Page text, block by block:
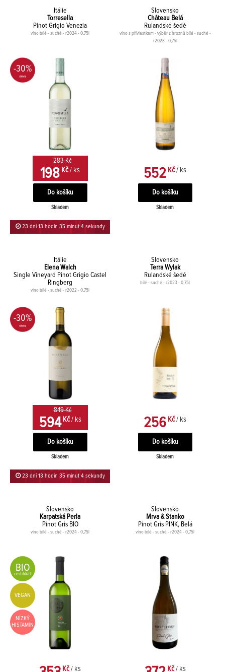
Itálie
Torresella
Pinot Grigio Venezia
víno bílé - suché - r2024 - 0,75l
-30%
283 Kč
198 Kč / ks
Skladem
23 dní 13 hodin 35 minut 4 sekundy
Slovensko
Château Belá
Rulandské šedé
víno s přívlastkem - výběr z hroznů bílé - suché -
r2023 - 0,75l
552 Kč / ks
Skladem
Itálie
Elena Walch
Single Vineyard Pinot Grigio Castel
Ringberg
víno bílé - suché - r2022 - 0,75l
-30%
849 Kč
594 Kč / ks
Skladem
23 dní 13 hodin 35 minut 4 sekundy
Slovensko
Terra Wylak
Rulandské šedé
bílé - suché - r2023 - 0,75l
256 Kč / ks
Skladem
Slovensko
Karpatská Perla
Pinot Gris BIO
víno bílé - suché - r2024 - 0,75l
BIO
certifikát
VEGAN
NÍZKÝ
HISTAMIN
Kč / ks
Slovensko
Mrva & Stanko
Pinot Gris PINK, Belá
víno bílé - suché - r2024 - 0,75l
Kč / ks